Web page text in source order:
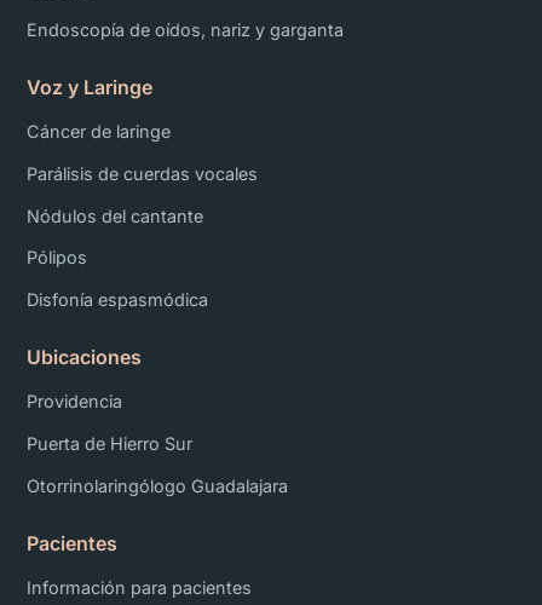
Endoscopía de oídos, nariz y garganta
Voz y Laringe
Cáncer de laringe
Parálisis de cuerdas vocales
Nódulos del cantante
Pólipos
Disfonía espasmódica
Ubicaciones
Providencia
Puerta de Hierro Sur
Otorrinolaringólogo Guadalajara
Pacientes
Información para pacientes